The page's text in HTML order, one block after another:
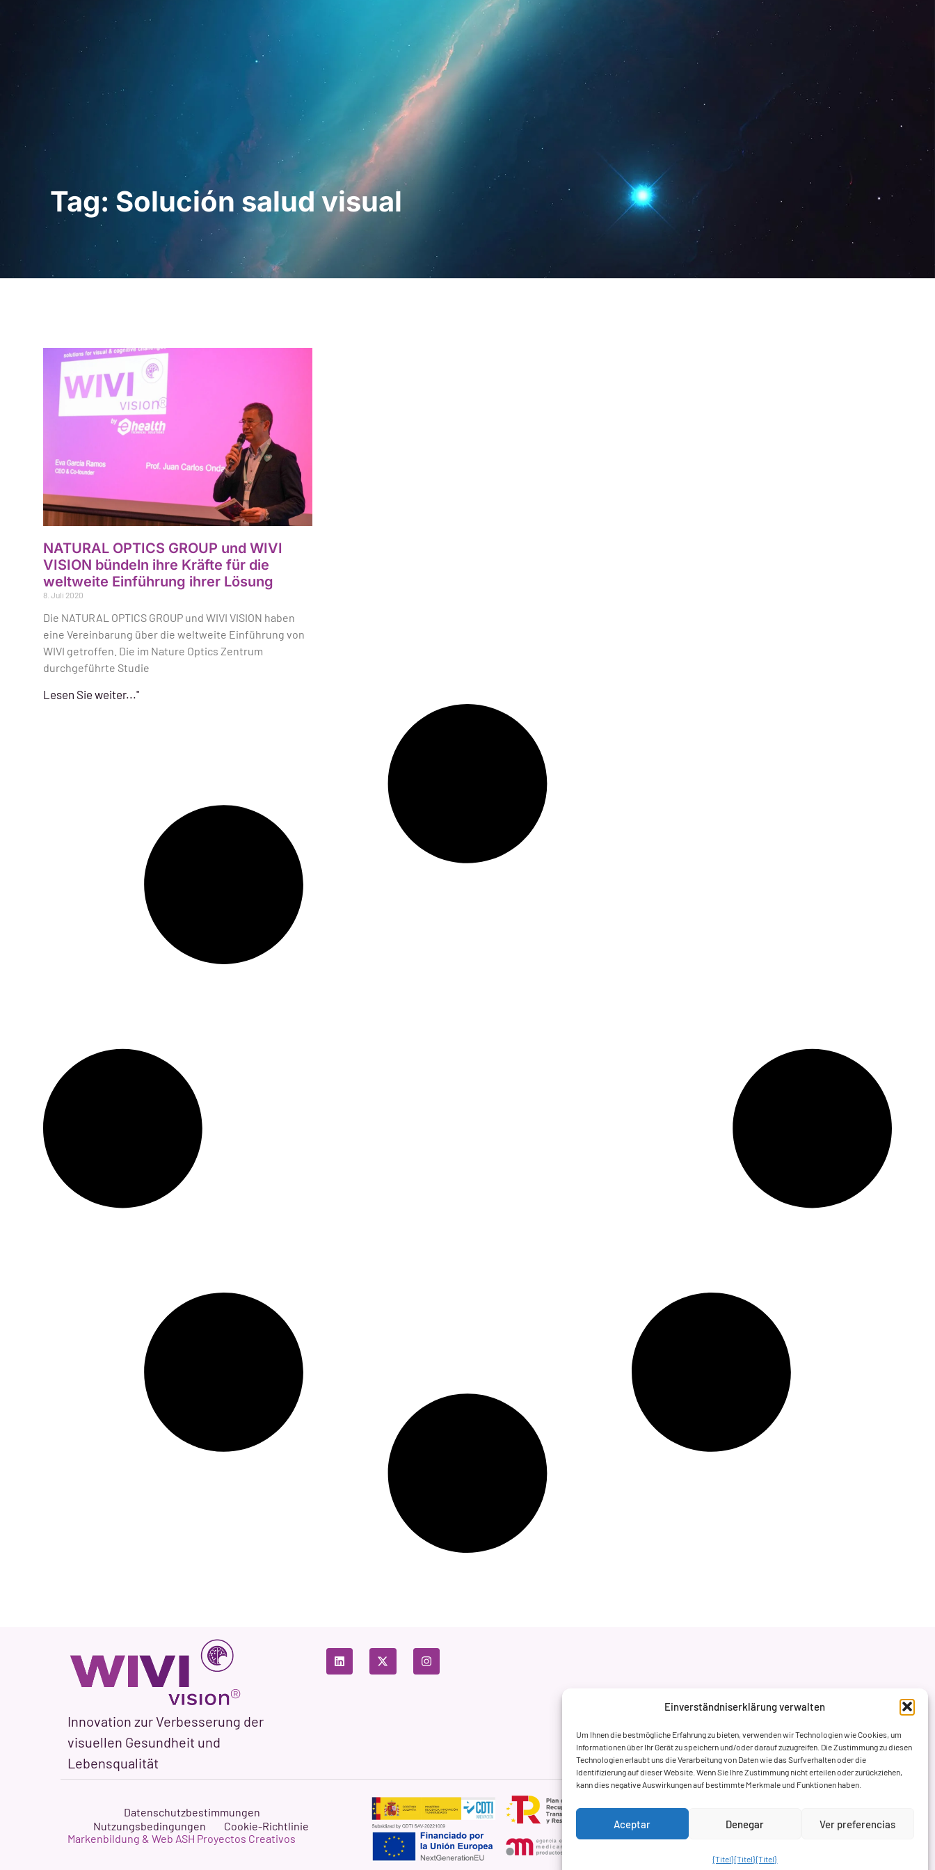
Einverständniserklärung verwalten
Um Ihnen die bestmögliche Erfahrung zu bieten, verwenden wir Technologien wie Cookies, um
Informationen über Ihr Gerät zu speichern und/oder darauf zuzugreifen. Die Zustimmung zu diesen
Technologien erlaubt uns die Verarbeitung von Daten wie das Surfverhalten oder die
Identifizierung auf dieser Website. Wenn Sie Ihre Zustimmung nicht erteilen oder zurückziehen,
kann dies negative Auswirkungen auf bestimmte Merkmale und Funktionen haben.
Aceptar Denegar Ver preferencias
{Titel}{Titel}{Titel}
Startseite Für Fachleute Für Patienten Nachrichten
Tag: Solución salud visual
NATURAL OPTICS GROUP und WIVI
VISION bündeln ihre Kräfte für die
weltweite Einführung ihrer Lösung
8. Juli 2020
Die NATURAL OPTICS GROUP und WIVI VISION haben
eine Vereinbarung über die weltweite Einführung von
WIVI getroffen. Die im Nature Optics Zentrum
durchgeführte Studie
Lesen Sie weiter..."
Innovation zur Verbesserung der
visuellen Gesundheit und
Lebensqualität
Datenschutzbestimmungen
Nutzungsbedingungen
Cookie-Richtlinie
Markenbildung & Web ASH Proyectos Creativos